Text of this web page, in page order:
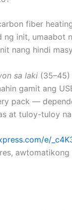
fiber
init, umaabot
nang hindi
sa laki
gamit ang
pack —
at tuloy-tuloy
e/